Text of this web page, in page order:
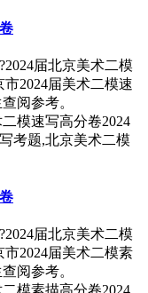
届北京美术二模
2024届美术二模速
阅参考。
考题,北京美术二模
届北京美术二模
2024届美术二模素
阅参考。